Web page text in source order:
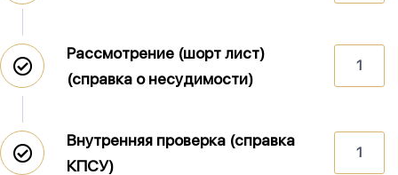
Рассмотрение (шорт лист)
(справка о несудимости)
1
Внутренняя проверка (справка
КПСУ)
1